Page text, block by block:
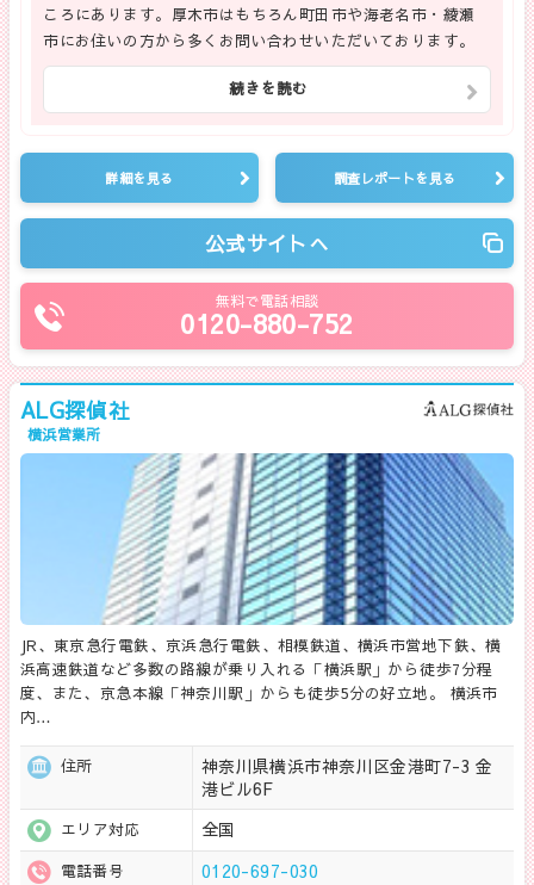
ころにあります。厚木市はもちろん町田市や海老名市・綾瀬
市にお住いの方から多くお問い合わせいただいております。
続きを読む
詳細を見る 調査レポートを見る
公式サイトへ
無料で電話相談
0120-880-752
ALG探偵社
横浜営業所
JR、東京急行電鉄、京浜急行電鉄、相模鉄道、横浜市営地下鉄、横
浜高速鉄道など多数の路線が乗り入れる「横浜駅」から徒歩7分程
度、また、京急本線「神奈川駅」からも徒歩5分の好立地。 横浜市
内…
住所
神奈川県横浜市神奈川区金港町7-3 金
港ビル6F
エリア対応 全国
電話番号 0120-697-030